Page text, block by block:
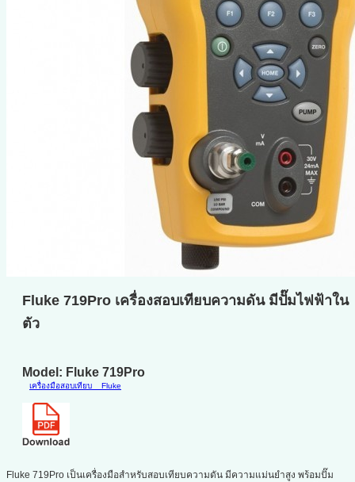
Fluke 719Pro เครื่องสอบเทียบความดัน มีปั๊มไฟฟ้าใน
ตัว
Model: Fluke 719Pro
เครื่องมือสอบเทียบ Fluke
Fluke 719Pro เป็นเครื่องมือสำหรับสอบเทียบความดัน มีความแม่นยำสูง พร้อมปั๊ม